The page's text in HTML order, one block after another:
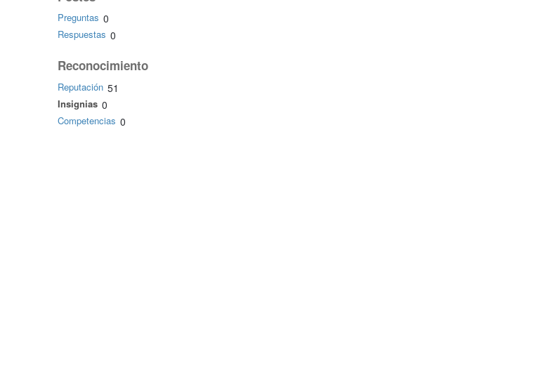
Preguntas 0
Respuestas 0
Reconocimiento
Reputación 51
Insignias 0
Competencias 0